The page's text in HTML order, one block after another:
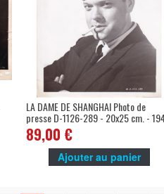
LA DAME DE SHANGHAI Photo de
presse D-1126-289 - 20x25 cm. -
- Orson Welles, Rita Hayworth
89,00 €
Ajouter au panier